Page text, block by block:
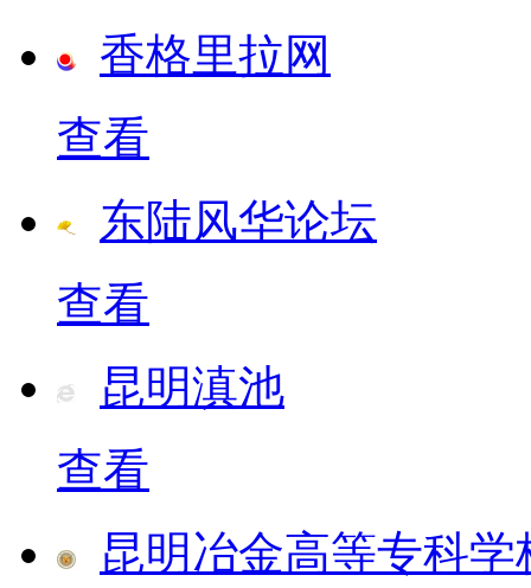
香格里拉网
查看
东陆风华论坛
查看
昆明滇池
查看
昆明冶金高等专科学